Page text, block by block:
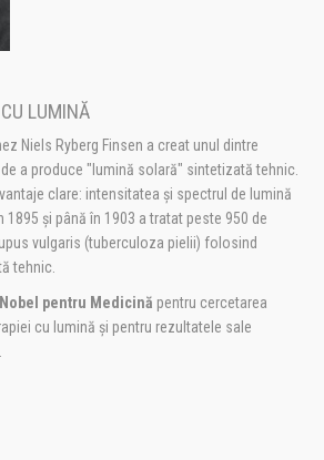
LUMINĂ
Niels Ryberg Finsen a creat unul dintre
a produce "lumină solară" sintetizată tehnic.
clare: intensitatea și spectrul de lumină
și până în 1903 a tratat peste 950 de
vulgaris (tuberculoza pielii) folosind
tehnic.
pentru Medicină pentru cercetarea
cu lumină și pentru rezultatele sale